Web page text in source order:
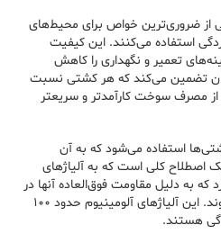
از ضروری‌ترین خواص برای محیط‌های
استفاده می‌کنند. این کیفیت
تعمیر و نگهداری را کاهش
تضمین می‌کند که هر کشتی نسبت
مصرف سوخت کارآمدتر و سریعتر
استفاده می‌شود که به آن
اصطلاح کلی است که به آلیاژهای
که به دلیل مقاومت فوق‌العاده‌ آنها در
محیط‌های پر نمک استفاده می‌شوند. این آلیاژهای آلومینیوم حدود ۱۰۰
هستند.